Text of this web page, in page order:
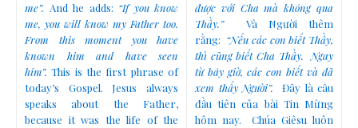
me”. And he adds: “If you know
me, you will know my Father too.
From this moment you have
known him and have seen
him”.This is the first phrase of
today’s Gospel. Jesus always
speaks about the Father,
because it was the life of the
được với Cha mà không qua
Thầy.”Và Người thêm
rằng: “Nếu các con biết Thầy,
thì cũng biết Cha Thầy. Ngay
từ bây giờ, các con biết và đã
xem thấy Người”. Đây là câu
đầu tiên của bài Tin Mừng
hôm nay. Chúa Giêsu luôn